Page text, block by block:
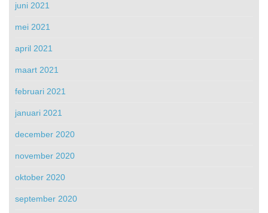
juni 2021
mei 2021
april 2021
maart 2021
februari 2021
januari 2021
december 2020
november 2020
oktober 2020
september 2020